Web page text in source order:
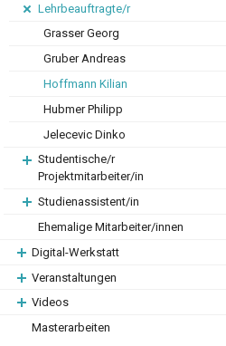
Lehrbeauftragte/r
Grasser Georg
Gruber Andreas
Hoffmann Kilian
Hubmer Philipp
Jelecevic Dinko
Studentische/r
Projektmitarbeiter/in
Studienassistent/in
Ehemalige Mitarbeiter/innen
Digital-Werkstatt
Veranstaltungen
Videos
Masterarbeiten